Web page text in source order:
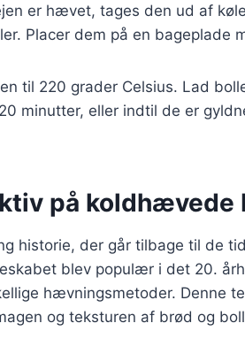
er hævet, tages den ud af
Placer dem på en bageplade
til 220 grader Celsius. Lad
minutter, eller indtil de er
på koldhævede
historie, der går tilbage til de
blev populær i det 20.
hævningsmetoder. Denne
og teksturen af brød og